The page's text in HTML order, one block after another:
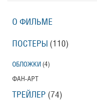
О ФИЛЬМЕ
ПОСТЕРЫ (110)
ОБЛОЖКИ (4)
ФАН-АРТ
ТРЕЙЛЕР (74)